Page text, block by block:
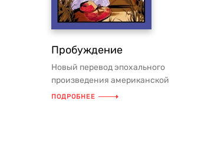
Пробуждение
Новый перевод эпохального
произведения американской
литературы. Роман «Пробуждение»
ПОДРОБНЕЕ